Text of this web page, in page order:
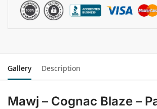
Gallery Description
Mawj – Cognac Blaze –